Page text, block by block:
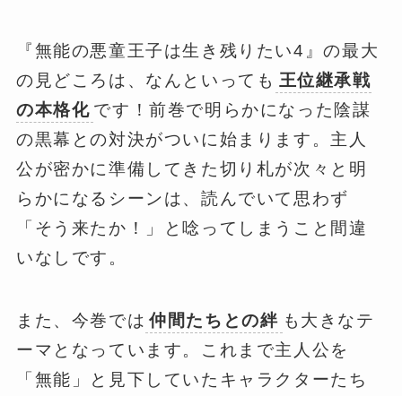
『無能の悪童王子は生き残りたい4』の最大
の見どころは、なんといっても 王位継承戦
の本格化 です！前巻で明らかになった陰謀
の黒幕との対決がついに始まります。主人
公が密かに準備してきた切り札が次々と明
らかになるシーンは、読んでいて思わず
「そう来たか！」と唸ってしまうこと間違
いなしです。
また、今巻では 仲間たちとの絆 も大きなテ
ーマとなっています。これまで主人公を
「無能」と見下していたキャラクターたち